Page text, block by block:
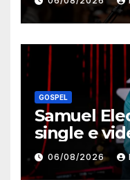
Humilde”,
de Jessé
GOSPEL
Samuel
single e
Marcha”
06/08/2026